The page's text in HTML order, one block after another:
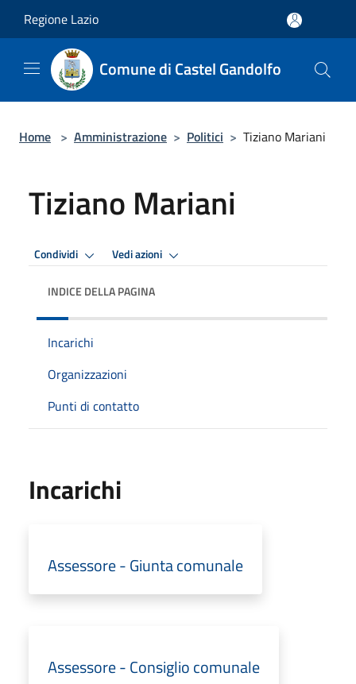
Regione Lazio
Comune di Castel Gandolfo
Home > Amministrazione > Politici > Tiziano Mariani
Tiziano Mariani
Condividi Vedi azioni
INDICE DELLA PAGINA
Incarichi
Organizzazioni
Punti di contatto
Incarichi
Assessore - Giunta comunale
Assessore - Consiglio comunale